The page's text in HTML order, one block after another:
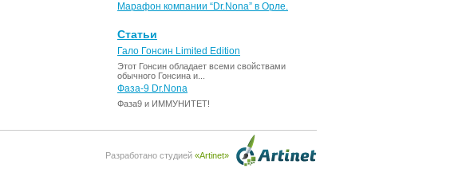
Марафон компании “Dr.Nona” в Орле.
Статьи
Гало Гонсин Limited Edition
Этот Гонсин обладает всеми свойствами
обычного Гонсина и...
Фаза-9 Dr.Nona
Фаза9 и ИММУНИТЕТ!
Разработано студией «Artinet»